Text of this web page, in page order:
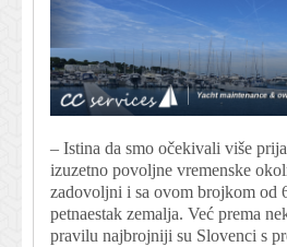
– Istina da smo očekivali više
izuzetno povoljne vremenske
zadovoljni i sa ovom brojkom od
petnaestak zemalja. Već prema
pravilu najbrojniji su Slovenci s